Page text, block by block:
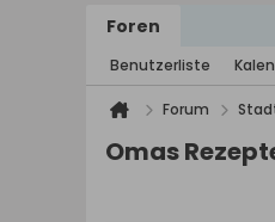
Foren
Benutzerliste
Forum
Omas